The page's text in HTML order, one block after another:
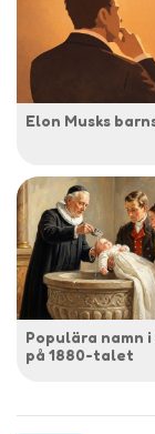
Elon Musks
Populära namn i
på 1880-talet